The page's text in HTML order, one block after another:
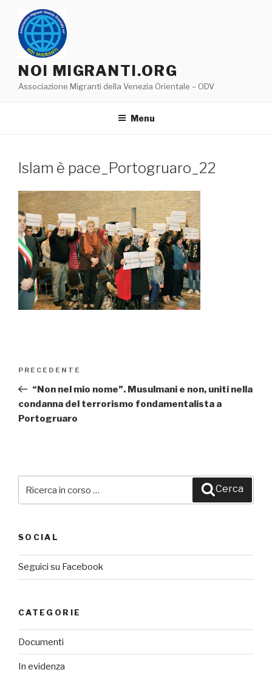
contenuto
NOI MIGRANTI.ORG
Associazione Migranti della Venezia Orientale – ODV
Menu
Islam è pace_Portogruaro_22
Articolo
precedente:
PRECEDENTE
“Non nel mio nome”. Musulmani e non, uniti nella
condanna del terrorismo fondamentalista a
Portogruaro
Cerca
SOCIAL
Seguici su Facebook
CATEGORIE
Documenti
In evidenza